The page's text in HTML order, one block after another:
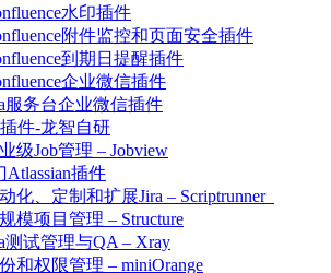
水印插件
附件监控和页面安全插件
到期日提醒插件
企业微信插件
服务台企业微信插件
插件-龙智自研
级Job管理 – Jobview
Atlassian插件
化、定制和扩展Jira – Scriptrunner
模项目管理 – Structure
测试管理与QA – Xray
和权限管理 – miniOrange